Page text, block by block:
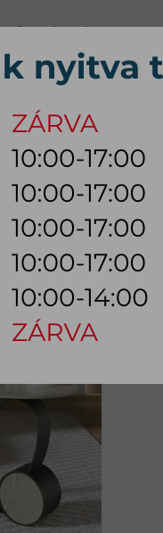
K, Sz, Cs, P:
Szo:
HÁLÓSZOBA BÚTOR